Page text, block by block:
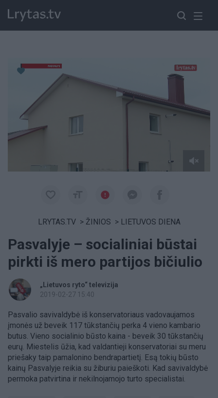
LRYTAS.TV > ŽINIOS > LIETUVOS DIENA
Pasvalyje – socialiniai būstai
pirkti iš mero partijos bičiulio
„Lietuvos ryto“ televizija
2019-02-27 15:40
Pasvalio savivaldybė iš konservatoriaus vadovaujamos
įmonės už beveik 117 tūkstančių perka 4 vieno kambario
butus. Vieno socialinio būsto kaina - beveik 30 tūkstančių
eurų. Miestelis ūžia, kad valdantieji konservatoriai su meru
priešaky taip pamalonino bendrapartietį. Esą tokių būsto
kainų Pasvalyje reikia su žiburiu paieškoti. Kad savivaldybė
permoka patvirtina ir nekilnojamojo turto specialistai.